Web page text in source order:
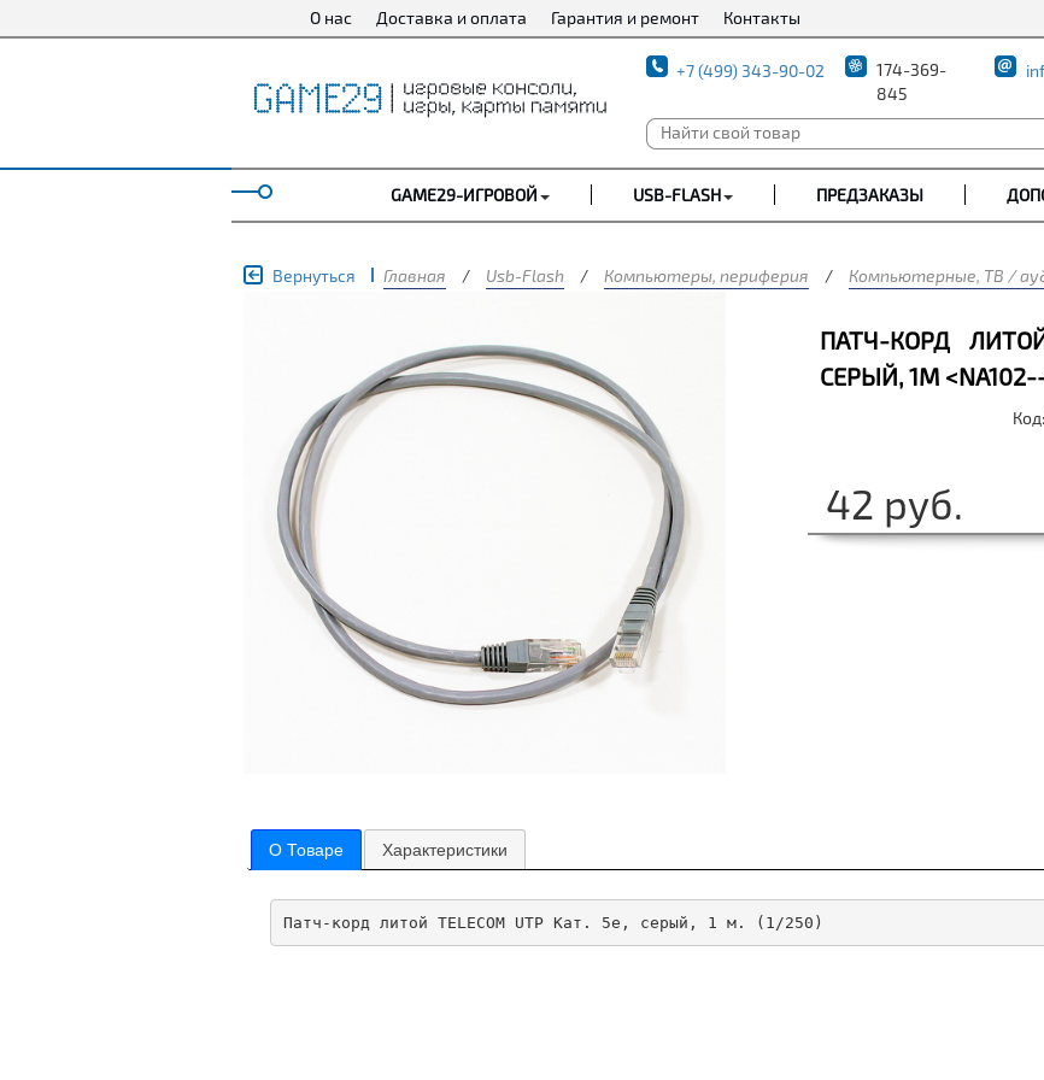
О нас Доставка и оплата Гарантия и ремонт Контакты
+7 (499) 343-90-02
174-369-
845
GAME29-ИГРОВОЙ USB-FLASH ПРЕДЗАКАЗЫ
Вернуться Главная / Usb-Flash / Компьютеры, периферия / Компьютерные, ТВ /
ПАТЧ-КОРД
СЕРЫЙ, 1М
42 руб.
О Товаре Характеристики
Патч-корд литой TELECOM UTP Кат. 5е, серый, 1 м. (1/250)